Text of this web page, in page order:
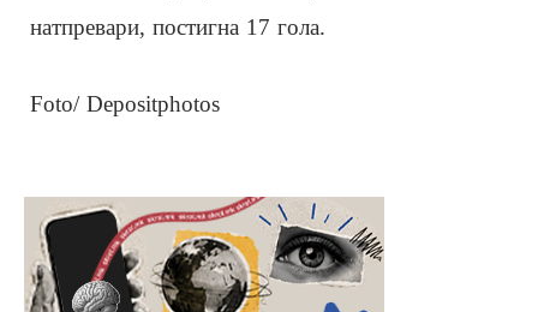
натпревари, постигна 17 гола.
Foto/ Depositphotos